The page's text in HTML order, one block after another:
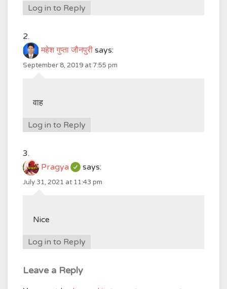
Log in to Reply
महेश गुप्ता जौनपुरी says:
September 8, 2019 at 7:55 pm
वाह
Log in to Reply
Pragya says:
July 31, 2021 at 11:43 pm
Nice
Log in to Reply
Leave a Reply